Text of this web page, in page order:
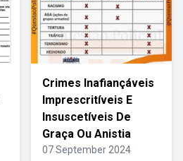
Crimes Inafiançáveis
Imprescritíveis E
Insuscetíveis De
Graça Ou Anistia
07 September 2024